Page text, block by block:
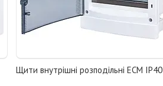
Щити внутрішні розподільні ECM IP40